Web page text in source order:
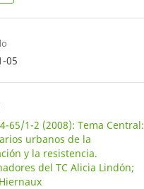
05
65/1-2 (2008): Tema Central:
urbanos de la
y la resistencia.
del TC Alicia Lindón;